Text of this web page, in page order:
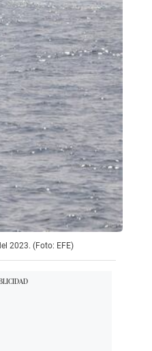
2023. (Foto: EFE)